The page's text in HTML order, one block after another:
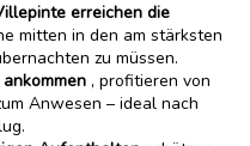
erreichen die
mitten in den am stärksten
zu müssen.
, profitieren von
Anwesen – ideal nach